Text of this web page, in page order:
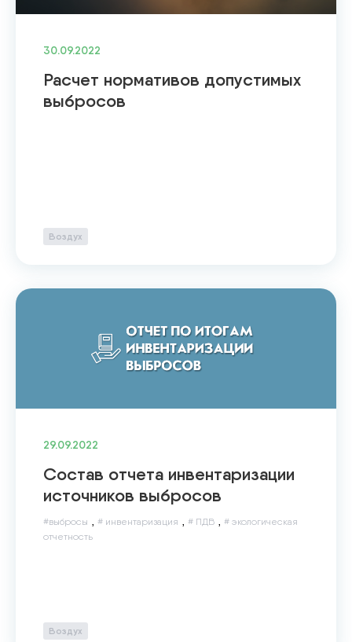
30.09.2022
Расчет нормативов допустимых
выбросов
Воздух
29.09.2022
Состав отчета инвентаризации
источников выбросов
#выбросы , # инвентаризация , # ПДВ , # экологическая
отчетность
Воздух